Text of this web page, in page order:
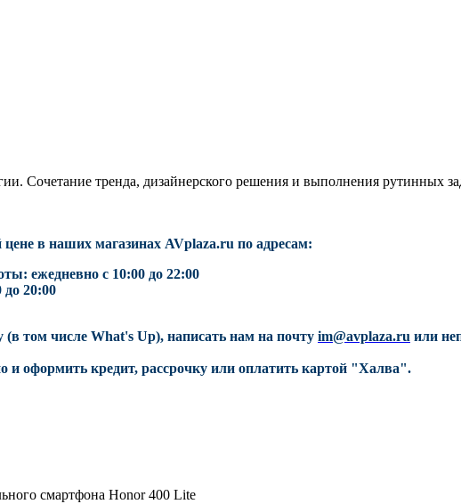
Сочетание тренда, дизайнерского решения и выполнения рутинных
цене в наших магазинах AVplaza.ru по адресам:
ежедневно с 10:00 до 22:00
до 20:00
том числе What's Up), написать нам на почту im@avplaza.ru или
оформить кредит, рассрочку или оплатить картой "Халва".
смартфона Honor 400 Lite